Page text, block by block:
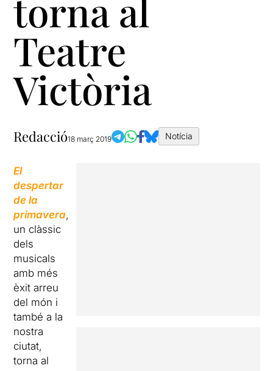
torna al
Teatre
Victòria
Redacció18 març 2019 Notícia
El
despertar
de la
primavera,
un clàssic
dels
musicals
amb més
èxit arreu
del món i
també a la
nostra
ciutat,
torna al